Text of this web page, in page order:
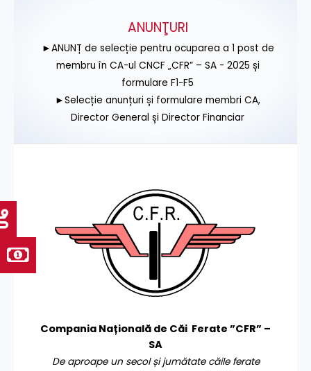
ANUNŢURI
►ANUNȚ de selecție pentru ocuparea a 1 post de
membru în CA-ul CNCF „CFR” – SA - 2025 și
formulare F1-F5
►Selecție anunțuri și formulare membri CA,
Director General și Director Financiar
Compania Națională de Căi Ferate ”CFR” –
SA
De aproape un secol și jumătate căile ferate